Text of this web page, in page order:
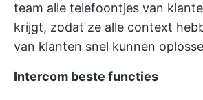
team alle telefoontjes van
krijgt, zodat ze alle context
van klanten snel kunnen
Intercom beste functies